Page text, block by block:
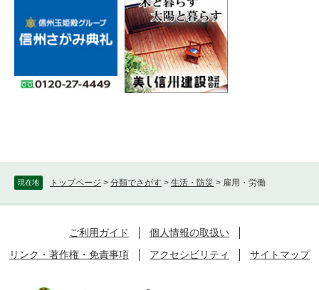
現在地 トップページ > 分類でさがす > 生活・防災 > 雇用・労働
ご利用ガイド
個人情報の取扱い
リンク・著作権・免責事項
アクセシビリティ サイトマップ